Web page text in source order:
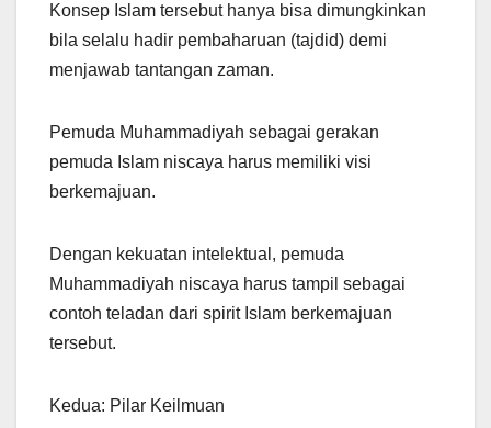
Konsep Islam tersebut hanya bisa dimungkinkan
bila selalu hadir pembaharuan (tajdid) demi
menjawab tantangan zaman.
Pemuda Muhammadiyah sebagai gerakan
pemuda Islam niscaya harus memiliki visi
berkemajuan.
Dengan kekuatan intelektual, pemuda
Muhammadiyah niscaya harus tampil sebagai
contoh teladan dari spirit Islam berkemajuan
tersebut.
Kedua: Pilar Keilmuan